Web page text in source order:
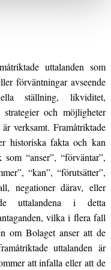
uttalanden som
förväntningar avseende
ställning, likviditet,
och möjligheter
verksamt. Framåtriktade
historiska fakta och kan
“anser”, “förväntar”,
“kan”, “förutsätter”,
negationer därav, eller
uttalandena i detta
vilka i flera fall
om Bolaget anser att de
uttalanden är
att infalla eller att de